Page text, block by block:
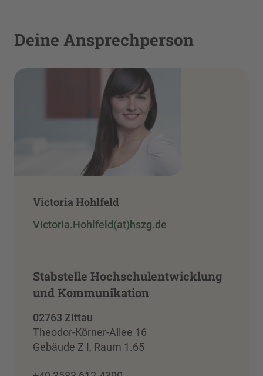
Deine Ansprechperson
Victoria Hohlfeld
Victoria.Hohlfeld(at)hszg.de
Stabstelle Hochschulentwicklung
und Kommunikation
02763 Zittau
Theodor-Körner-Allee 16
Gebäude Z I, Raum 1.65